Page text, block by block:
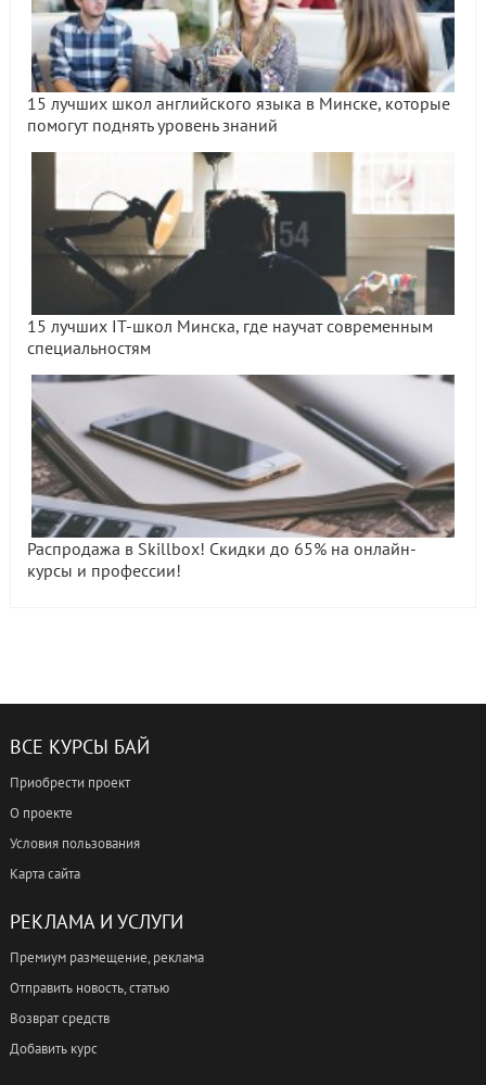
15 лучших школ английского языка в Минске, которые
помогут поднять уровень знаний
15 лучших IT-школ Минска, где научат современным
специальностям
Распродажа в Skillbox! Скидки до 65% на онлайн-
курсы и профессии!
ВСЕ КУРСЫ БАЙ
Приобрести проект
О проекте
Условия пользования
Карта сайта
РЕКЛАМА И УСЛУГИ
Премиум размещение, реклама
Отправить новость, статью
Возврат средств
Добавить курс